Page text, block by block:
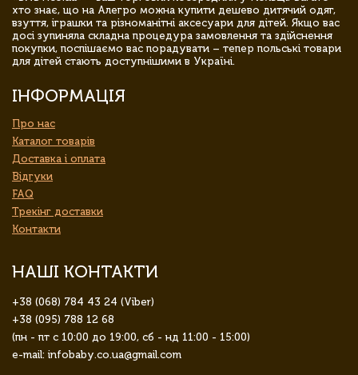
хто знає, що на Алегро можна купити дешево дитячий одяг,
взуття, іграшки та різноманітні аксесуари для дітей. Якщо вас
досі зупиняла складна процедура замовлення та здійснення
покупки, поспішаємо вас порадувати – тепер польські товари
для дітей стають доступнішими в Україні.
ІНФОРМАЦІЯ
Про нас
Каталог товарів
Доставка і оплата
Відгуки
FAQ
Трекінг доставки
Контакти
НАШІ КОНТАКТИ
+38 (068) 784 43 24 (Viber)
+38 (095) 788 12 68
(пн - пт с 10:00 до 19:00, сб - нд 11:00 - 15:00)
e-mail: infobaby.co.ua@gmail.com